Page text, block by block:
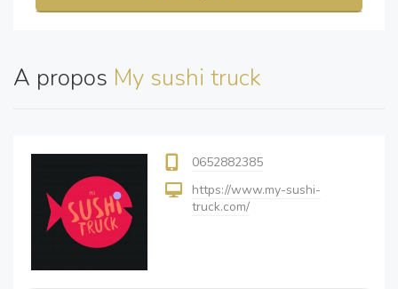
A propos My sushi truck
0652882385
https://www.my-sushi-
truck.com/